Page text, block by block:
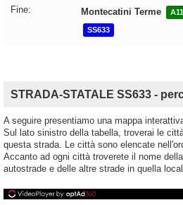
Fine: Montecatini Terme A11
SS633
STRADA-STATALE SS633 -
A seguire presentiamo una mappa
Sul lato sinistro della tabella, troverai le
questa strada. Le città sono elencate
Accanto ad ogni città troverete il nome
autostrade e delle altre strade in quella